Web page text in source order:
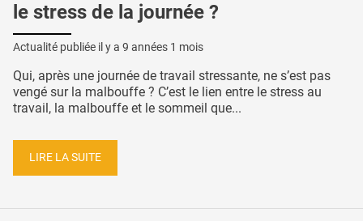
le stress de la journée ?
Actualité publiée il y a 9 années 1 mois
Qui, après une journée de travail stressante, ne s’est pas
vengé sur la malbouffe ? C’est le lien entre le stress au
travail, la malbouffe et le sommeil que...
LIRE LA SUITE